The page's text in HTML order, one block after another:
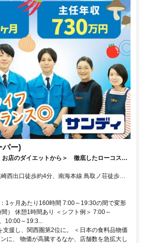
パー)
お店のダイエットから＞ 徹底したローコスト
ムダをカット。家計費のダイエットをサポー
支持を獲得！ 流通業界にイノベーションを起
厚い投資を継続＞主任職の【年収730万円】
験者も28万円以上。【賞与5.43ヶ月】。海外
あり。営業は19:30までで、【残業ほぼなし】
も積極推進中！
西出口徒歩約4分、南海本線 鳥取ノ荘徒歩約
歩約36分 ※公共交通機関を利用した1時間半
地以外での勤務の可能性あり。詳しくは面接に
1ヶ月あたり160時間 7:00～19:30の間で変形
） 休憩1時間あり ＜シフト例＞ 7:00～
10:00～19:3...
支援し、関西圏第2位に。 ＜日本の食料品物価
に、 物価が高騰するなか、店舗数を急拡大し